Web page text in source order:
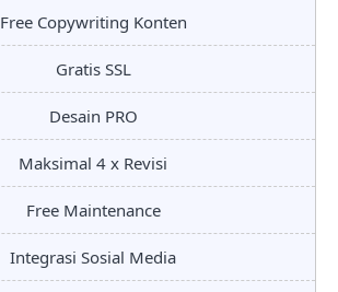
Free Copywriting Konten
Gratis SSL
Desain PRO
Maksimal 4 x Revisi
Free Maintenance
Integrasi Sosial Media